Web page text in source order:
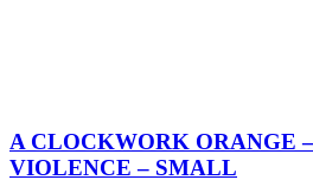
A CLOCKWORK ORANGE
VIOLENCE – SMALL